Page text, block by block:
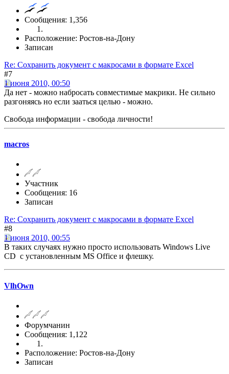
Сообщения: 1,356
Расположение: Ростов-на-Дону
Записан
Re: Сохранить документ с макросами в формате Excel
#7
1 июня 2010, 00:50
Да нет - можно набросать совместимые макрики. Не сильно
разгоняясь но если зааться целью - можно.
Свобода информации - свобода личности!
macros
Участник
Сообщения: 16
Записан
Re: Сохранить документ с макросами в формате Excel
#8
1 июня 2010, 00:55
В таких случаях нужно просто использовать Windows Live
CD с установленным MS Office и флешку.
VlhOwn
Форумчанин
Сообщения: 1,122
Расположение: Ростов-на-Дону
Записан